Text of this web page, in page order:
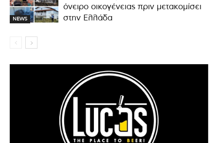
NEWS
όνειρο οικογένειας πριν μετακομίσει
στην Ελλάδα